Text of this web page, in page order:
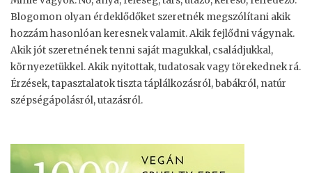
Blogomon olyan érdeklődőket szeretnék megszólítani akik
hozzám hasonlóan keresnek valamit. Akik fejlődni vágynak.
Akik jót szeretnének tenni saját magukkal, családjukkal,
környezetükkel. Akik nyitottak, tudatosak vagy törekednek rá.
Érzések, tapasztalatok tiszta táplálkozásról, babákról, natúr
szépségápolásról, utazásról.